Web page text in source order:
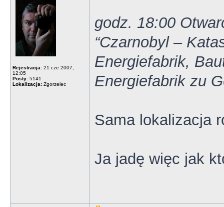
Rejestracja: 21 cze 2007,
12:05
Posty: 5141
Lokalizacja: Zgorzelec
godz. 18:00
“Czarnobyl –
Energiefabrik,
Energiefabrik zu
Sama lokalizacja
Ja jadę więc jak